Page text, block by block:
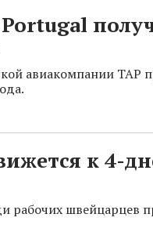
авиакомпании TAP
к 4-
рабочих швейцарцев